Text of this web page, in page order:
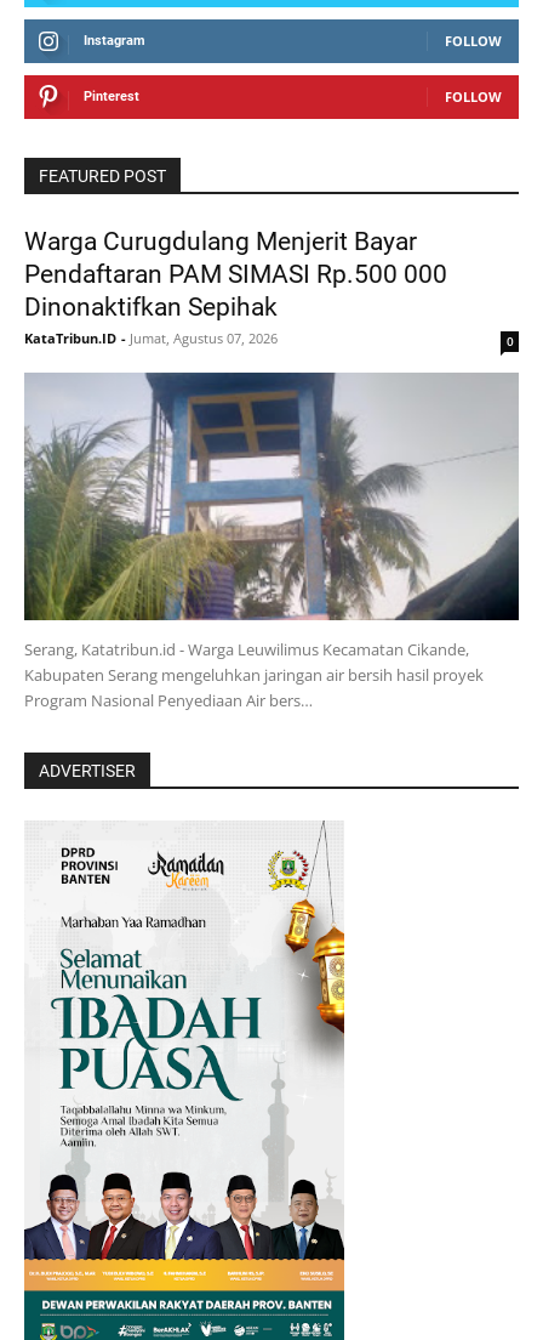
Instagram FOLLOW
Pinterest FOLLOW
FEATURED POST
Warga Curugdulang Menjerit Bayar
Pendaftaran PAM SIMASI Rp.500 000
Dinonaktifkan Sepihak
KataTribun.ID - Jumat, Agustus 07, 2026 0
Serang, Katatribun.id - Warga Leuwilimus Kecamatan Cikande,
Kabupaten Serang mengeluhkan jaringan air bersih hasil proyek
Program Nasional Penyediaan Air bers…
ADVERTISER